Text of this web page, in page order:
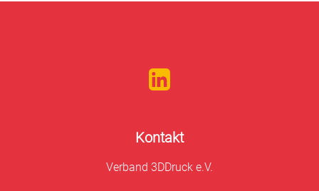
Kontakt
Verband 3DDruck e.V.